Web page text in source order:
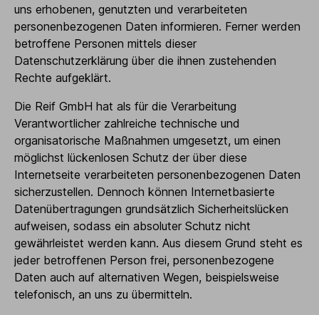
uns erhobenen, genutzten und verarbeiteten
personenbezogenen Daten informieren. Ferner werden
betroffene Personen mittels dieser
Datenschutzerklärung über die ihnen zustehenden
Rechte aufgeklärt.
Die Reif GmbH hat als für die Verarbeitung
Verantwortlicher zahlreiche technische und
organisatorische Maßnahmen umgesetzt, um einen
möglichst lückenlosen Schutz der über diese
Internetseite verarbeiteten personenbezogenen Daten
sicherzustellen. Dennoch können Internetbasierte
Datenübertragungen grundsätzlich Sicherheitslücken
aufweisen, sodass ein absoluter Schutz nicht
gewährleistet werden kann. Aus diesem Grund steht es
jeder betroffenen Person frei, personenbezogene
Daten auch auf alternativen Wegen, beispielsweise
telefonisch, an uns zu übermitteln.